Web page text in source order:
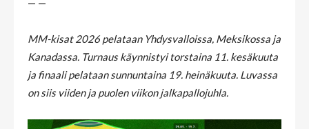
— —
MM-kisat 2026 pelataan Yhdysvalloissa, Meksikossa ja
Kanadassa. Turnaus käynnistyi torstaina 11. kesäkuuta
ja finaali pelataan sunnuntaina 19. heinäkuuta. Luvassa
on siis viiden ja puolen viikon jalkapallojuhla.